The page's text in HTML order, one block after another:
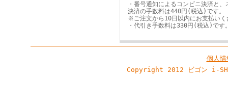
・番号通知によるコンビニ決済と
決済の手数料は440円(税込)です。
※ご注文から10日以内にお支払いく
・代引き手数料は330円(税込)です
個人情
Copyright 2012 ビゴン i-